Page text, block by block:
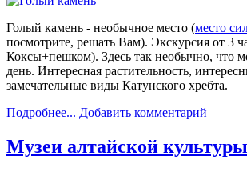
Голый камень - необычное место (место
посмотрите, решать Вам). Экскурсия от 3
Коксы+пешком). Здесь так необычно, что
день. Интересная растительность,
замечательные виды Катунского хребта.
Подробнее... Добавить комментарий
Музеи алтайской